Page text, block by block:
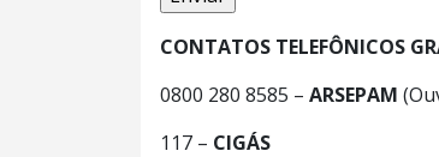
CONTATOS TELEFÔNICOS
0800 280 8585 – ARSEPAM
117 – CIGÁS